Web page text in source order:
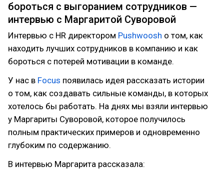
бороться с выгоранием сотрудников —
интервью с Маргаритой Суворовой
Интервью с HR директором Pushwoosh о том, как
находить лучших сотрудников в компанию и как
бороться с потерей мотивации в команде.
У нас в Focus появилась идея рассказать истории
о том, как создавать сильные команды, в которых
хотелось бы работать. На днях мы взяли интервью
у Маргариты Суворовой, которое получилось
полным практических примеров и одновременно
глубоким по содержанию.
В интервью Маргарита рассказала: